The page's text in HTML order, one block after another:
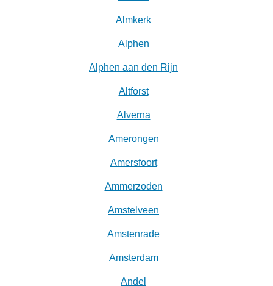
Almkerk
Alphen
Alphen aan den Rijn
Altforst
Alverna
Amerongen
Amersfoort
Ammerzoden
Amstelveen
Amstenrade
Amsterdam
Andel